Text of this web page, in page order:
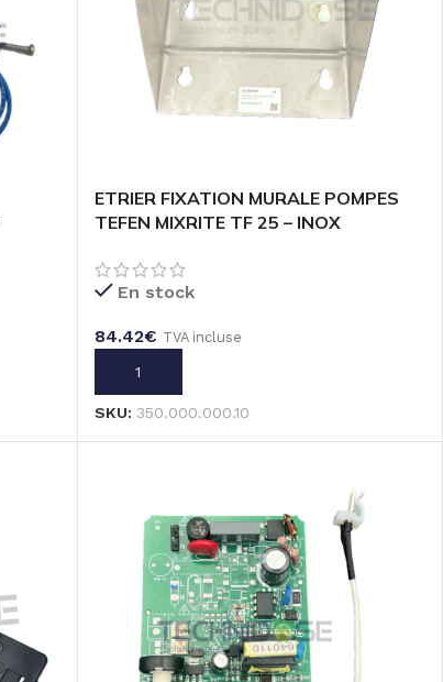
ETRIER FIXATION MURALE POMPES
TEFEN MIXRITE TF 25 – INOX
En stock
84.42€ TVA incluse
AJOUTER AU PANIER
SKU: 350.000.000.10